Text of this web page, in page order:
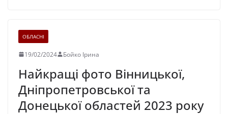
ОБЛАСНІ
19/02/2024 Бойко Ірина
Найкращі фото Вінницької,
Дніпропетровської та
Донецької областей 2023 року